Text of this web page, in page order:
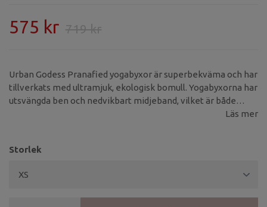
575 kr 719 kr
Urban Godess Pranafied yogabyxor är superbekväma och har
tillverkats med ultramjuk, ekologisk bomull. Yogabyxorna har
utsvängda ben och nedvikbart midjeband, vilket är både
Läs mer
Storlek